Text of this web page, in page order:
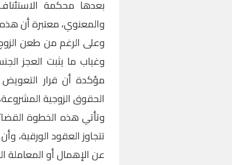
بعدها محكمة
والمعنوي، معتبرة أن
وعلى الرغم من طعن
وغياب ما يثبت العجز
مؤكدة أن قرار التعويض
الحقوق الزوجية
وتأتي هذه الخطوة
تتجاوز العقود الورقية،
عن الإهمال أو المعاملة